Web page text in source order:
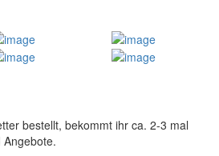
bestellt, bekommt ihr ca. 2-3 mal